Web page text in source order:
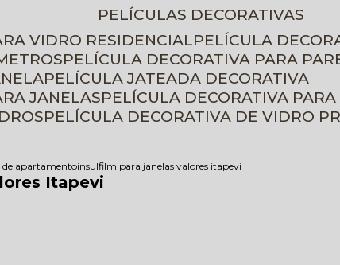
PELÍCULAS DECORATIVAS
VIDRO RESIDENCIAL
PELÍCULA
PELÍCULA DECORATIVA PARA
PELÍCULA JATEADA DECORATIVA
JANELAS
PELÍCULA DECORATIVA
PELÍCULA DECORATIVA DE VIDRO
apartamentoinsulfilm para janelas valores itapevi
Itapevi